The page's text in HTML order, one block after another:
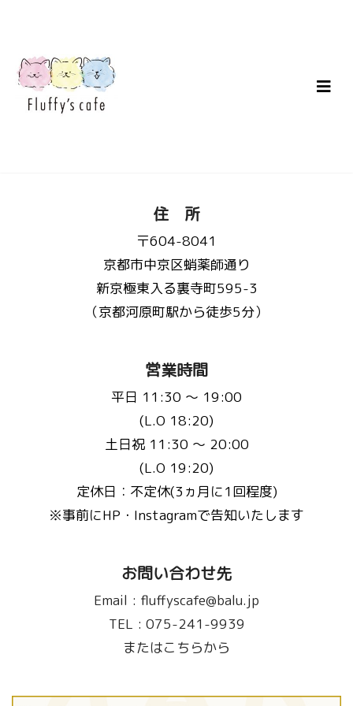
住 所
〒604-8041
京都市中京区蛸薬師通り
新京極東入る裏寺町595-3
（京都河原町駅から徒歩5分）
営業時間
平日 11:30 〜 19:00
(L.O 18:20)
土日祝 11:30 〜 20:00
(L.O 19:20)
定休日：不定休(3ヵ月に1回程度)
※事前にHP・Instagramで告知いたします
お問い合わせ先
Email : fluffyscafe@balu.jp
TEL : 075-241-9939
またはこちらから